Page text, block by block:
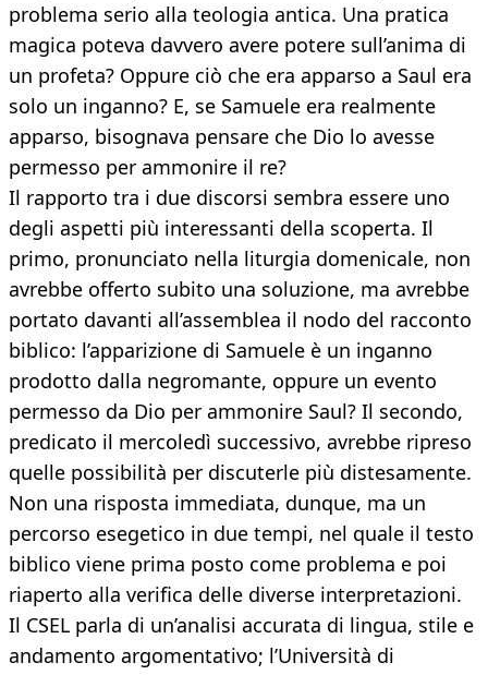
problema serio alla teologia antica. Una pratica
magica poteva davvero avere potere sull’anima di
un profeta? Oppure ciò che era apparso a Saul era
solo un inganno? E, se Samuele era realmente
apparso, bisognava pensare che Dio lo avesse
permesso per ammonire il re?
Il rapporto tra i due discorsi sembra essere uno
degli aspetti più interessanti della scoperta. Il
primo, pronunciato nella liturgia domenicale, non
avrebbe offerto subito una soluzione, ma avrebbe
portato davanti all’assemblea il nodo del racconto
biblico: l’apparizione di Samuele è un inganno
prodotto dalla negromante, oppure un evento
permesso da Dio per ammonire Saul? Il secondo,
predicato il mercoledì successivo, avrebbe ripreso
quelle possibilità per discuterle più distesamente.
Non una risposta immediata, dunque, ma un
percorso esegetico in due tempi, nel quale il testo
biblico viene prima posto come problema e poi
riaperto alla verifica delle diverse interpretazioni.
Il CSEL parla di un’analisi accurata di lingua, stile e
andamento argomentativo; l’Università di